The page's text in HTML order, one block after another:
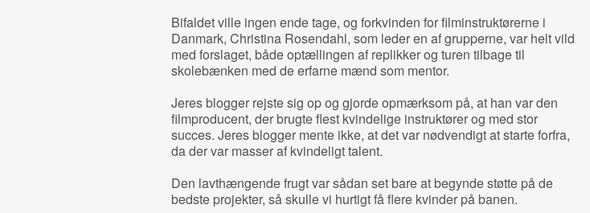
Bifaldet ville ingen ende tage, og forkvinden for filminstruktørerne i
Danmark, Christina Rosendahl, som leder en af grupperne, var helt vild
med forslaget, både optællingen af replikker og turen tilbage til
skolebænken med de erfarne mænd som mentor.
Jeres blogger rejste sig op og gjorde opmærksom på, at han var den
filmproducent, der brugte flest kvindelige instruktører og med stor
succes. Jeres blogger mente ikke, at det var nødvendigt at starte forfra,
da der var masser af kvindeligt talent.
Den lavthængende frugt var sådan set bare at begynde støtte på de
bedste projekter, så skulle vi hurtigt få flere kvinder på banen.